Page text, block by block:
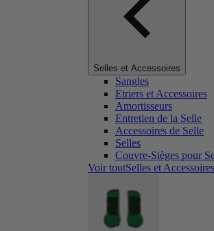
Selles et Accessoires
Sangles
Etriers et Accessoires
Amortisseurs
Entretien de la Selle
Accessoires de Selle
Selles
Couvre-Sièges pour
Voir toutSelles et Accessoires